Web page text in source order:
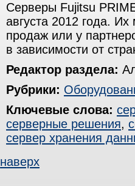
Серверы Fujitsu
августа 2012 года.
продаж или у
в зависимости от
Редактор раздела:
Рубрики:
Ключевые слова:
серверные решения,
сервер хранения
наверх